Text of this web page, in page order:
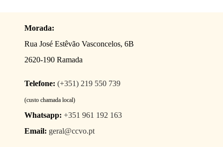
Morada:
Rua José Estêvão Vasconcelos, 6B
2620-190 Ramada
Telefone: (+351) 219 550 739
(custo chamada local)
Whatsapp: +351 961 192 163
Email: geral@ccvo.pt